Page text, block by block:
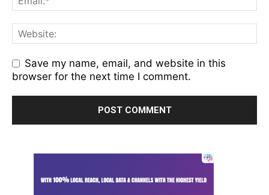
Save my name, email, and website in this
browser for the next time I comment.